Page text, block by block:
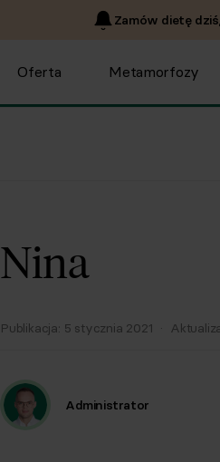
Zamów dietę
Oferta Metamorfozy
Nina
Publikacja: 5 stycznia 2021 ·
Administrator